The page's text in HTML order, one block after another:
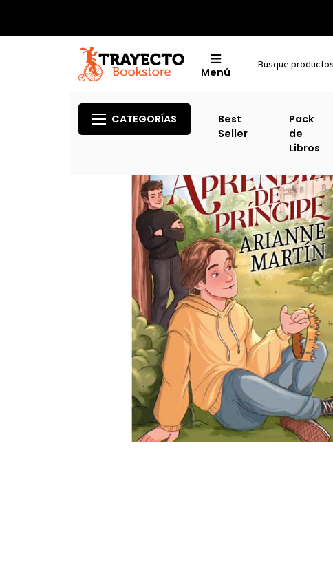
Menú
CATEGORÍAS
Best
Seller
Pack
de
Libros